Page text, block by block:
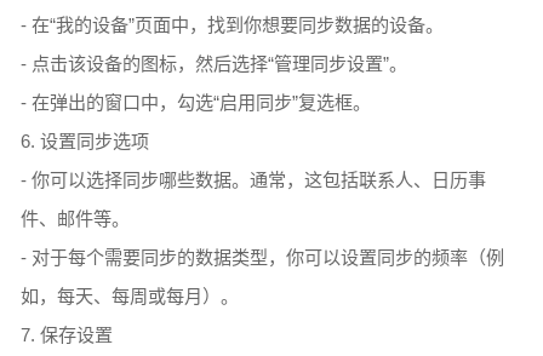
- 在“我的设备”页面中，找到你想要同步数据的设备。
- 点击该设备的图标，然后选择“管理同步设置”。
- 在弹出的窗口中，勾选“启用同步”复选框。
6. 设置同步选项
- 你可以选择同步哪些数据。通常，这包括联系人、日历事
件、邮件等。
- 对于每个需要同步的数据类型，你可以设置同步的频率（例
如，每天、每周或每月）。
7. 保存设置